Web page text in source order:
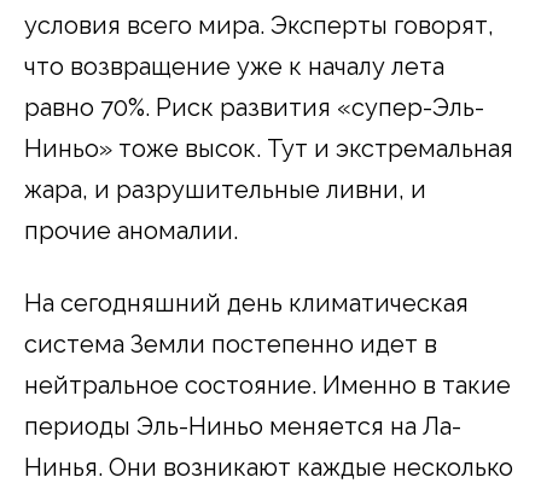
условия всего мира. Эксперты говорят,
что возвращение уже к началу лета
равно 70%. Риск развития «супер-Эль-
Ниньо» тоже высок. Тут и экстремальная
жара, и разрушительные ливни, и
прочие аномалии.
На сегодняшний день климатическая
система Земли постепенно идет в
нейтральное состояние. Именно в такие
периоды Эль-Ниньо меняется на Ла-
Нинья. Они возникают каждые несколько